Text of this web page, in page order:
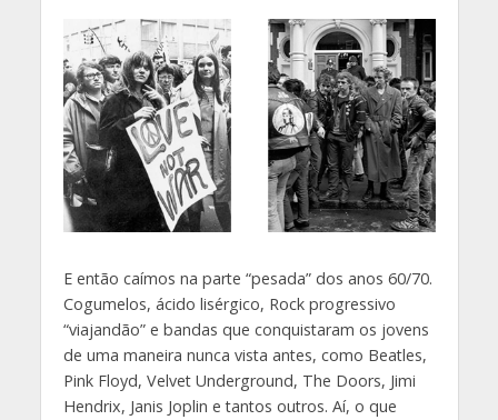
E então caímos na parte “pesada” dos anos 60/70.
Cogumelos, ácido lisérgico, Rock progressivo
“viajandão” e bandas que conquistaram os jovens
de uma maneira nunca vista antes, como Beatles,
Pink Floyd, Velvet Underground, The Doors, Jimi
Hendrix, Janis Joplin e tantos outros. Aí, o que